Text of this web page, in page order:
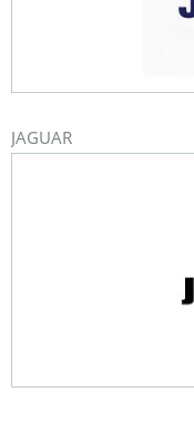
JAGUAR